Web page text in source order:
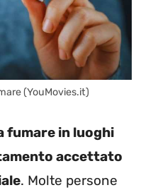
(YouMovies.it)
fumare in luoghi
accettato
. Molte persone